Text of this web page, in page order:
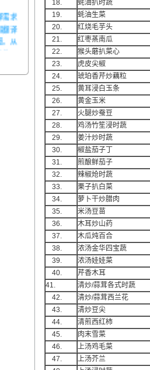
需求
翻译
。从
，
18.
蚝油扒时蔬
19.
蚝油生菜
20.
红烧毛芋头
21.
红枣蒸南瓜
22.
猴头蘑扒菜心
23.
虎皮尖椒
24.
琥珀香芹炒藕粒
25.
黄耳浸白玉条
26.
黄金玉米
27.
火腿炒蚕豆
28.
鸡汤竹笙浸时蔬
29.
姜汁炒时蔬
30.
椒盐茄子丁
31.
煎酿鲜茄子
32.
辣椒炝时蔬
33.
栗子扒白菜
34.
萝卜干炒腊肉
35.
米汤豆苗
36.
木耳炒山药
37.
木瓜炖百合
38.
浓汤金华四宝蔬
39.
浓汤娃娃菜
40.
芹香木耳
41.
清炒/蒜茸各式时蔬
42.
清炒/蒜茸西兰花
43.
清炒豆尖
44.
清煎西红柿
45.
肉末雪菜
46.
上汤鸡毛菜
47.
上汤芥兰